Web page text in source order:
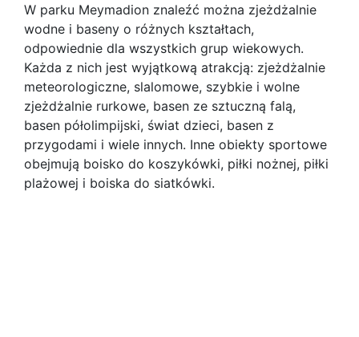
W parku Meymadion znaleźć można zjeżdżalnie
wodne i baseny o różnych kształtach,
odpowiednie dla wszystkich grup wiekowych.
Każda z nich jest wyjątkową atrakcją: zjeżdżalnie
meteorologiczne, slalomowe, szybkie i wolne
zjeżdżalnie rurkowe, basen ze sztuczną falą,
basen półolimpijski, świat dzieci, basen z
przygodami i wiele innych. Inne obiekty sportowe
obejmują boisko do koszykówki, piłki nożnej, piłki
plażowej i boiska do siatkówki.